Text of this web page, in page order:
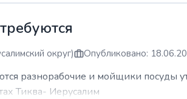
округ) Опубликовано:
разнорабочие и мойщики посуды
Тиква- Иерусалим